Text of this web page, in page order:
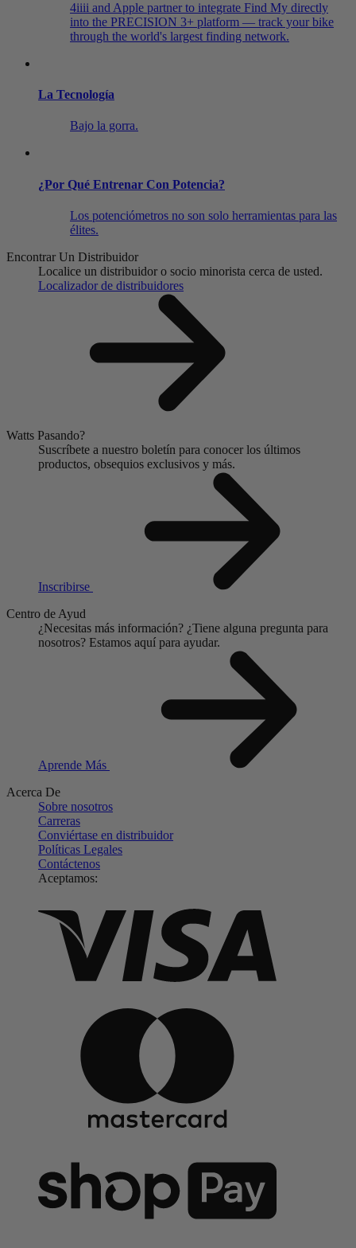
4iiii and Apple partner to integrate Find My directly
into the PRECISION 3+ platform — track your bike
through the world's largest finding network.
La Tecnología
Bajo la gorra.
¿Por Qué Entrenar Con Potencia?
Los potenciómetros no son solo herramientas para las
élites.
Encontrar Un Distribuidor
Localice un distribuidor o socio minorista cerca de usted.
Localizador de distribuidores
Watts Pasando?
Suscríbete a nuestro boletín para conocer los últimos
productos, obsequios exclusivos y más.
Inscribirse
Centro de Ayud
¿Necesitas más información? ¿Tiene alguna pregunta para
nosotros? Estamos aquí para ayudar.
Aprende Más
Acerca De
Sobre nosotros
Carreras
Conviértase en distribuidor
Políticas Legales
Contáctenos
Aceptamos: